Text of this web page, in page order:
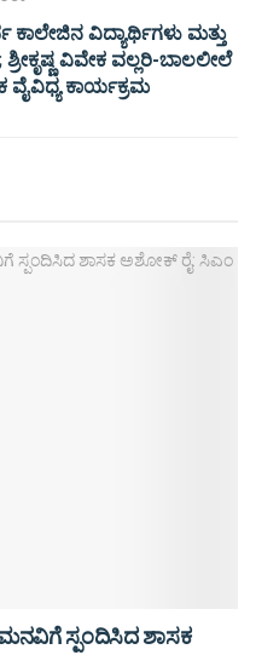
ವಿದ್ಯಾರ್ಥಿಗಳು ಮತ್ತು
ವಿವೇಕ ವಲ್ಲರಿ-ಬಾಲಲೀಲೆ
ವೈವಿಧ್ಯ ಕಾರ್ಯಕ್ರಮ
ಸ್ಪಂದಿಸಿದ ಶಾಸಕ